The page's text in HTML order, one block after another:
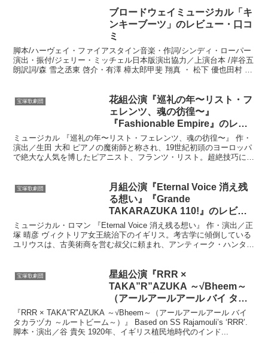
ブロードウェイミュージカル「キ
ンキーブーツ」のレビュー・口コ
ミ
脚本/ハーヴェイ・ファイアスタイン音楽・作詞/シンディ・ローパー
演出・振付/ジェリー・ミッチェル日本版演出協力／上演台本 /岸谷五
朗訳詞/森 雪之丞東 啓介・有澤 樟太郎甲斐 翔真 ・ 松下 優也田村 芽
宝塚歌劇団
花組公演『巡礼の年〜リスト・フ
ェレンツ、魂の彷徨〜』
『Fashionable Empire』のレビ
ュー・口コミ
ミュージカル 『巡礼の年〜リスト・フェレンツ、魂の彷徨〜』 作・
演出／生田 大和 ピアノの魔術師と称され、19世紀初頭のヨーロッパ
で絶大な人気を博したピアニスト、フランツ・リスト。超絶技巧に彩
宝塚歌劇団
月組公演『Eternal Voice 消え残
る想い』『Grande
TAKARAZUKA 110!』のレビュ
ー・口コミ
ミュージカル・ロマン 『Eternal Voice 消え残る想い』 作・演出／正
塚 晴彦 ヴィクトリア女王統治下のイギリス。考古学に傾倒している
ユリウスは、古美術商を営む叔父に頼まれ、アンティーク・ハンター
宝塚歌劇団
星組公演『RRR ×
TAKA”R”AZUKA ～√Bheem～
（アールアールアール バイ タカ
ラヅカ ～ルートビーム～）』
『VIOLETOPIA（ヴィオレトピ
ア）』のレビュー・口コミ
『RRR × TAKA"R"AZUKA ～√Bheem～（アールアールアール バイ
タカラヅカ ～ルートビーム～）』 Based on SS Rajamouli’s ‘RRR’.
脚本・演出／谷 貴矢 1920年、イギリス植民地時代のインド...